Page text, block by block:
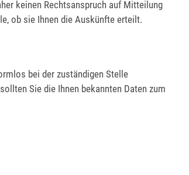
keinen Rechtsanspruch auf Mitteilung
ob sie Ihnen die Auskünfte erteilt.
bei der zuständigen Stelle
Sie die Ihnen bekannten Daten zum